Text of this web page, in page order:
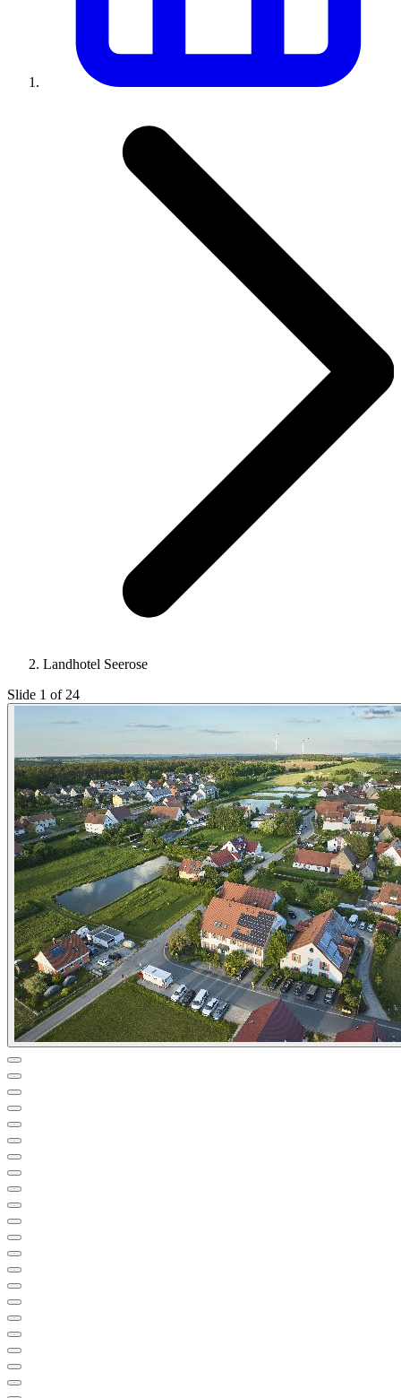
Landhotel Seerose
Slide 1 of 24